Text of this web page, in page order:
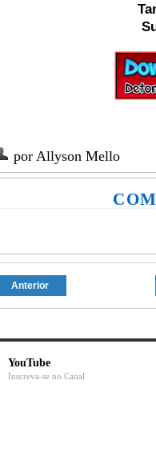
por Allyson Mello
Anterior
YouTube
Inscreva-se no Canal